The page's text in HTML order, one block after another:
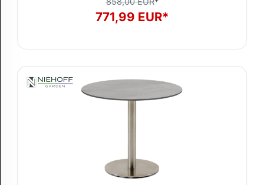
771,99 EUR*